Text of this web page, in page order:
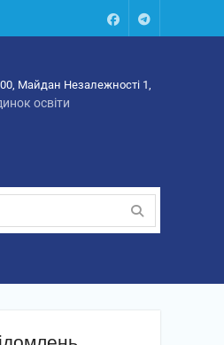
FacebookTalegram
Майдан Незалежності 1,
освіти